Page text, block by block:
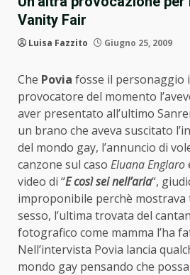
Vanity Fair
Luisa Fazzito Giugno 25, 2009
Che Povia fosse il personaggio
provocatore del momento
aver presentato all’ultimo
un brano che aveva suscitato
del mondo gay, l’annuncio di
canzone sul caso Eluana Englaro
video di “E così sei nell’aria“,
improponibile perchè mostrava
sesso, l’ultima trovata del
fotografico come mamma l’ha
Nell’intervista Povia lancia
mondo gay pensando che